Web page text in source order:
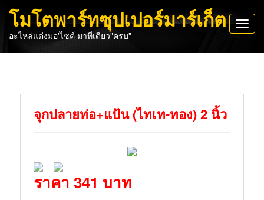
โมโตพาร์ทซุปเปอร์มาร์เก็ต
อะไหล่แต่งมอ'ไซค์ มาที่เดียว"ครบ"
จุกปลายท่อ+แป้น (ไทเท-ทอง) 2 นิ้ว
ราคา 341 บาท